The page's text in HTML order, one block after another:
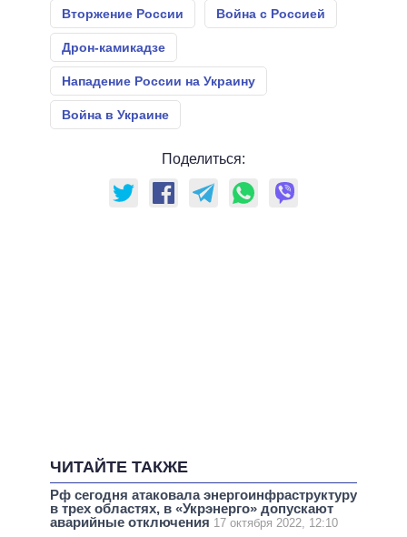
Вторжение России Война с Россией
Дрон-камикадзе
Нападение России на Украину
Война в Украине
Поделиться:
ЧИТАЙТЕ ТАКЖЕ
Рф сегодня атаковала энергоинфраструктуру
в трех областях, в «Укрэнерго» допускают
аварийные отключения 17 октября 2022, 12:10